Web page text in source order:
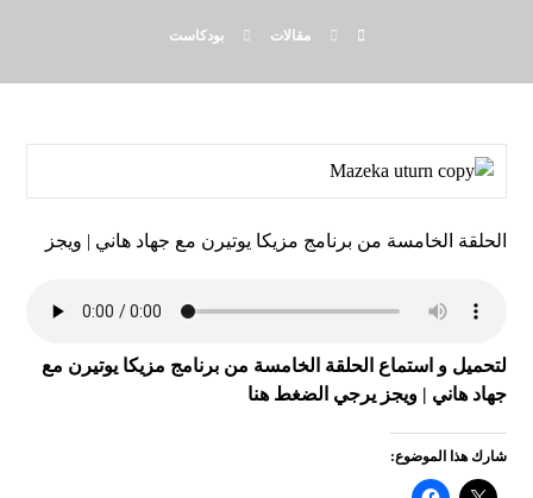
مقالات بودكاست
الحلقة الخامسة من برنامج مزيكا يوتيرن مع جهاد هاني | ويجز
لتحميل و استماع الحلقة الخامسة من برنامج مزيكا يوتيرن مع
جهاد هاني | ويجز يرجي الضغط هنا
شارك هذا الموضوع: